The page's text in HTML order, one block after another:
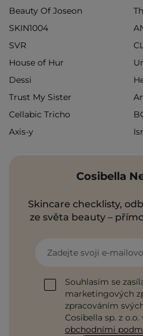
Beauty Of Joseon
SKIN1004
SVR
House of Hur
Dessi
Trust My Sister
Cellabic Tricho
Axis-y
Cosibella
Skincare checklisty,
ze světa beauty –
Zadejte svoji e-
Souhlasím se
marketingových
zpracováním
Cosibella sp. z
obchodními